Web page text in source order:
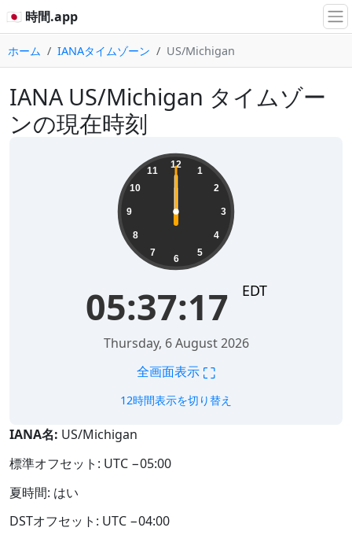
🇯🇵 時間.app
ホーム IANAタイムゾーン US/Michigan
IANA US/Michigan タイムゾー
ンの現在時刻
12
1
2
3
4
5
6
7
8
9
10
11
05:37:17 EDT
Thursday, 6 August 2026
全画面表示 ⛶
12時間表示を切り替え
IANA名: US/Michigan
標準オフセット: UTC −05:00
夏時間: はい
DSTオフセット: UTC −04:00